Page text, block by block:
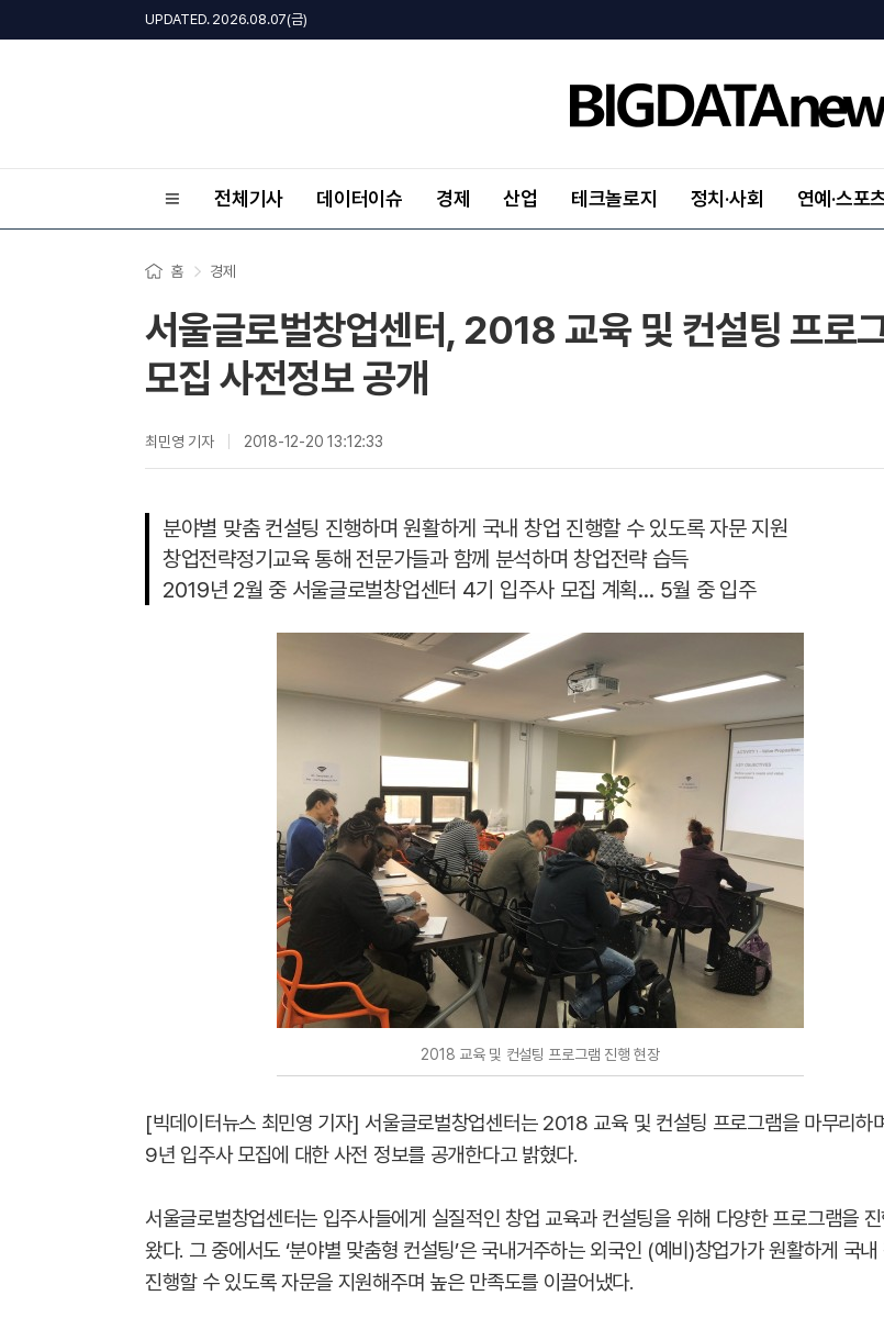
UPDATED. 2026.08.07(금)
전체기사 데이터이슈 경제 산업 테크놀로지 정치·사회 연예·스포
홈 경제
서울글로벌창업센터, 2018 교육 및 컨설팅 프
모집 사전정보 공개
최민영 기자 2018-12-20 13:12:33
분야별 맞춤 컨설팅 진행하며 원활하게 국내 창업 진행할 수 있도록 자문 지원
창업전략정기교육 통해 전문가들과 함께 분석하며 창업전략 습득
2019년 2월 중 서울글로벌창업센터 4기 입주사 모집 계획… 5월 중 입주
2018 교육 및 컨설팅 프로그램 진행 현장
[빅데이터뉴스 최민영 기자] 서울글로벌창업센터는 2018 교육 및 컨설팅 프로그램을 마무리하
9년 입주사 모집에 대한 사전 정보를 공개한다고 밝혔다.
서울글로벌창업센터는 입주사들에게 실질적인 창업 교육과 컨설팅을 위해 다양한 프로그램을 진
왔다. 그 중에서도 ‘분야별 맞춤형 컨설팅’은 국내거주하는 외국인 (예비)창업가가 원활하게 국내
진행할 수 있도록 자문을 지원해주며 높은 만족도를 이끌어냈다.